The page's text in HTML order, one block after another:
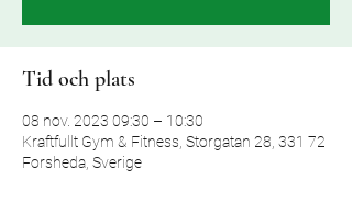
Tid och plats
08 nov. 2023 09:30 – 10:30
Kraftfullt Gym & Fitness, Storgatan 28, 331 72
Forsheda, Sverige